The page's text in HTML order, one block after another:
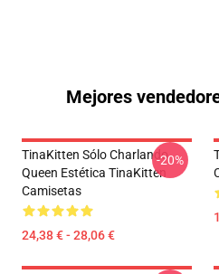
Mejores
TinaKitten Sólo Charlando
Queen Estética TinaKitten
Camisetas
24,38 € - 28,06 €
-20%